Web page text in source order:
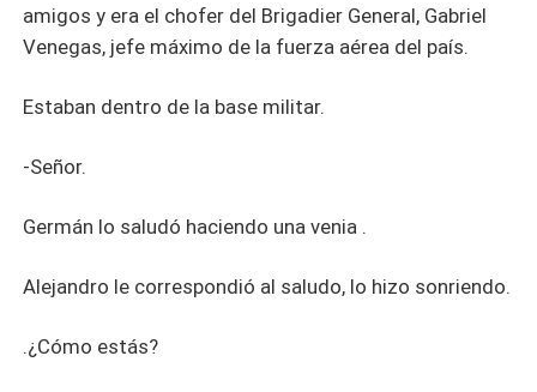
de que ella es la mujer que estaba buscando, entonces
se abre el portal y ella revive en la otra dimensión.
amigos y era el chofer del Brigadier General, Gabriel
Venegas, jefe máximo de la fuerza aérea del país.
Estaban dentro de la base militar.
-Señor.
Germán lo saludó haciendo una venia .
Alejandro le correspondió al saludo, lo hizo sonriendo.
.¿Cómo estás?